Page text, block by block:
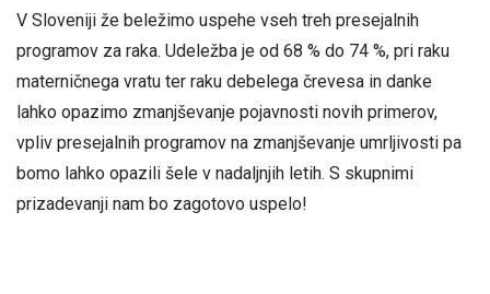
V Sloveniji že beležimo uspehe vseh treh presejalnih
programov za raka. Udeležba je od 68 % do 74 %, pri raku
materničnega vratu ter raku debelega črevesa in danke
lahko opazimo zmanjševanje pojavnosti novih primerov,
vpliv presejalnih programov na zmanjševanje umrljivosti pa
bomo lahko opazili šele v nadaljnjih letih. S skupnimi
prizadevanji nam bo zagotovo uspelo!